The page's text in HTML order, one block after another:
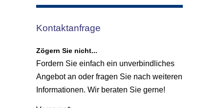
Kontaktanfrage
Zögern Sie nicht...
Fordern Sie einfach ein unverbindliches
Angebot an oder fragen Sie nach weiteren
Informationen. Wir beraten Sie gerne!